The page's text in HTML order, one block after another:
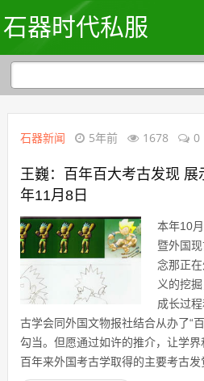
石器时代私服
石器新闻 5年前 1678 0
王巍：百年百大考古发现
年11月8日
本年10
暨外国
念那正
义的挖
成长过
古学会同外国文物报社结合从办了“
勾当。但愿通过如许的推介，让学
百年来外国考古学取得的主要考古发